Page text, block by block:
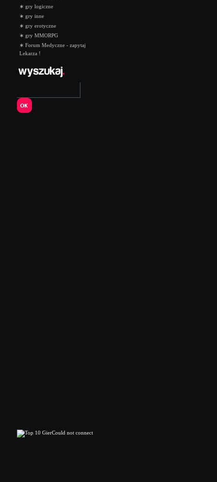
∗ gry logiczne
∗ gry inne
∗ gry erotyczne
∗ gry MMORPG
∗ Forum Medyczne - zapytaj
Lekarza !
Could not connect